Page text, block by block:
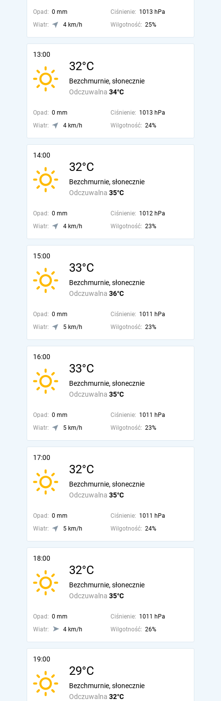
Opad: 0 mm Ciśnienie: 1013 hPa
Wiatr:
4 km/h Wilgotność: 25%
13:00
32°C
Odczuwalna 34°C
Bezchmurnie, słonecznie
Opad: 0 mm Ciśnienie: 1013 hPa
Wiatr:
4 km/h Wilgotność: 24%
14:00
32°C
Odczuwalna 35°C
Bezchmurnie, słonecznie
Opad: 0 mm Ciśnienie: 1012 hPa
Wiatr:
4 km/h Wilgotność: 23%
15:00
33°C
Odczuwalna 36°C
Bezchmurnie, słonecznie
Opad: 0 mm Ciśnienie: 1011 hPa
Wiatr:
5 km/h Wilgotność: 23%
16:00
33°C
Odczuwalna 35°C
Bezchmurnie, słonecznie
Opad: 0 mm Ciśnienie: 1011 hPa
Wiatr:
5 km/h Wilgotność: 23%
17:00
32°C
Odczuwalna 35°C
Bezchmurnie, słonecznie
Opad: 0 mm Ciśnienie: 1011 hPa
Wiatr:
5 km/h Wilgotność: 24%
18:00
32°C
Odczuwalna 35°C
Bezchmurnie, słonecznie
Opad: 0 mm Ciśnienie: 1011 hPa
Wiatr:
4 km/h Wilgotność: 26%
19:00
29°C
Odczuwalna 32°C
Bezchmurnie, słonecznie